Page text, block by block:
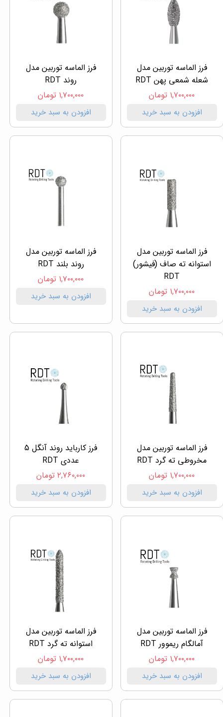
فرز الماسه توربین مدل
شعله شمعی پهن RDT
۱,۷۰۰,۰۰۰ تومان
افزودن به سبد خرید
فرز الماسه توربین مدل
روند RDT
۱,۷۰۰,۰۰۰ تومان
افزودن به سبد خرید
فرز الماسه توربین مدل
استوانه ته صاف (فیشور)
RDT
۱,۷۰۰,۰۰۰ تومان
افزودن به سبد خرید
فرز الماسه توربین مدل
روند بلند RDT
۱,۷۰۰,۰۰۰ تومان
افزودن به سبد خرید
فرز الماسه توربین مدل
مخروطی ته گرد RDT
۱,۷۰۰,۰۰۰ تومان
افزودن به سبد خرید
فرز کارباید روند آنگل 5
عددی RDT
۲,۷۶۰,۰۰۰ تومان
افزودن به سبد خرید
فرز الماسه توربین مدل
آمالگام ریموور RDT
۱,۷۰۰,۰۰۰ تومان
افزودن به سبد خرید
فرز الماسه توربین مدل
استوانه ته گرد RDT
۱,۷۰۰,۰۰۰ تومان
افزودن به سبد خرید